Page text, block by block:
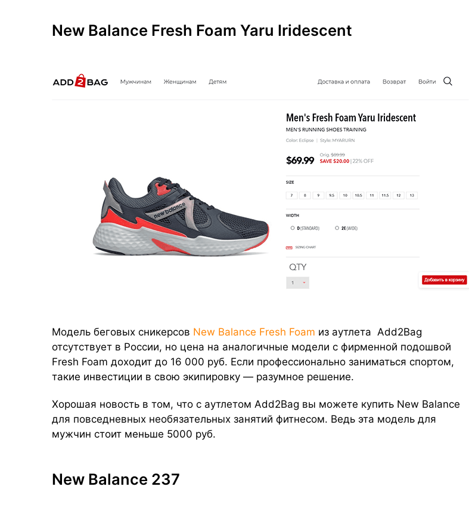
New Balance Fresh Foam Yaru Iridescent
Модель беговых сникерсов New Balance Fresh Foam из аутлета Add2Bag
отсутствует в России, но цена на аналогичные модели с фирменной подошвой
Fresh Foam доходит до 16 000 руб. Если профессионально заниматься спортом,
такие инвестиции в свою экипировку — разумное решение.
Хорошая новость в том, что с аутлетом Add2Bag вы можете купить New Balance
для повседневных необязательных занятий фитнесом. Ведь эта модель для
мужчин стоит меньше 5000 руб.
New Balance 237